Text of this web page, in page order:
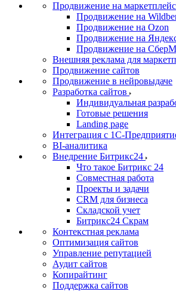
Продвижение на
Продвижение на
Продвижение на Ozon
Продвижение на
Продвижение на
Внешняя реклама для
Продвижение сайтов
Продвижение в нейровыдаче
Разработка сайтов
Индивидуальная
Готовые решения
Landing page
Интеграция с 1С-
BI-аналитика
Внедрение Битрикс24
Что такое Битрикс 24
Совместная работа
Проекты и задачи
СRМ для бизнеса
Складской учет
Битрикс24 Скрам
Контекстная реклама
Оптимизация сайтов
Управление репутацией
Аудит сайтов
Копирайтинг
Поддержка сайтов